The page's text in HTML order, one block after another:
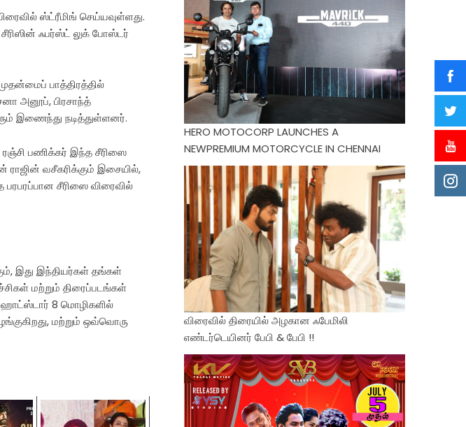
ஸ்ட்ரீமிங் செய்யவுள்ளது.
சீரிஸின் ஃபர்ஸ்ட் லுக் போஸ்டர்
பாத்திரத்தில்
அனூப், பிரசாந்த்
இணைந்து நடித்துள்ளனர்.
பணிக்கர் இந்த சீரிஸை
ராஜின் வசீகரிக்கும் இசையில்,
சீரிஸை விரைவில்
இது இந்தியர்கள் தங்கள்
மற்றும் திரைப்படங்கள்
ஹாட்ஸ்டார் 8 மொழிகளில்
மற்றும் ஒவ்வொரு
HERO MOTOCORP LAUNCHES A
NEWPREMIUM MOTORCYCLE IN CHENNAI
விரைவில் திரையில் அழகான ஃபேமிலி
எண்டர்டெயினர் பேபி & பேபி !!